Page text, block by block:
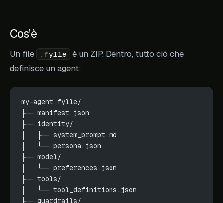
Cos’è
Un file .fylle
è un ZIP. Dentro, tutto ciò che
definisce un agent:
my-agent.fylle/
├── manifest.json
├── identity/
│   ├── system_prompt.md
│   └── persona.json
├── model/
│   └── preferences.json
├── tools/
│   └── tool_definitions.json
├── guardrails/